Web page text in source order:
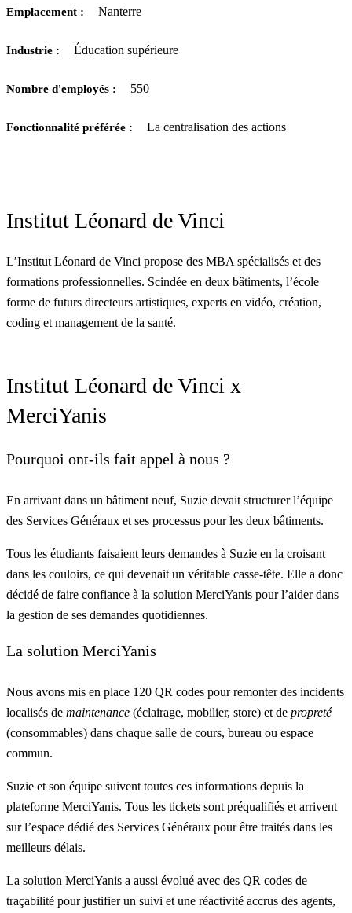
Emplacement : Nanterre
Industrie : Éducation supérieure
Nombre d'employés : 550
Fonctionnalité préférée : La centralisation des actions
Institut Léonard de Vinci
L’Institut Léonard de Vinci propose des MBA spécialisés et des
formations professionnelles. Scindée en deux bâtiments, l’école
forme de futurs directeurs artistiques, experts en vidéo, création,
coding et management de la santé.
Institut Léonard de Vinci x
MerciYanis
Pourquoi ont-ils fait appel à nous ?
En arrivant dans un bâtiment neuf, Suzie devait structurer l’équipe
des Services Généraux et ses processus pour les deux bâtiments.
Tous les étudiants faisaient leurs demandes à Suzie en la croisant
dans les couloirs, ce qui devenait un véritable casse-tête. Elle a donc
décidé de faire confiance à la solution MerciYanis pour l’aider dans
la gestion de ses demandes quotidiennes.
La solution MerciYanis
Nous avons mis en place 120 QR codes pour remonter des incidents
localisés de maintenance (éclairage, mobilier, store) et de propreté
(consommables) dans chaque salle de cours, bureau ou espace
commun.
Suzie et son équipe suivent toutes ces informations depuis la
plateforme MerciYanis. Tous les tickets sont préqualifiés et arrivent
sur l’espace dédié des Services Généraux pour être traités dans les
meilleurs délais.
La solution MerciYanis a aussi évolué avec des QR codes de
traçabilité pour justifier un suivi et une réactivité accrus des agents,